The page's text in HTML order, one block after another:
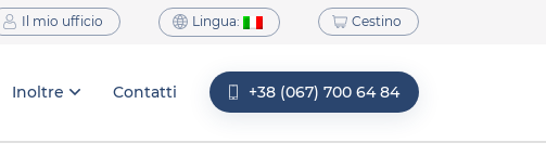
Il mio ufficio Lingua: Cestino
Inoltre Contatti +38 (067) 700 64 84